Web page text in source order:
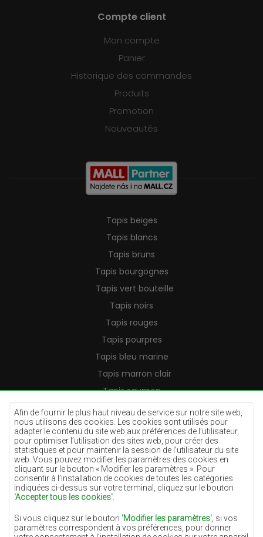
Afin de fournir le plus haut niveau de service sur notre site web,
nous utilisons des cookies. Les cookies sont utilisés pour
adapter le contenu du site web aux préférences de l’utilisateur,
pour optimiser l’utilisation des sites web, pour créer des
statistiques et pour maintenir la session de l’utilisateur du site
web. Vous pouvez modifier les paramètres des cookies en
cliquant sur le bouton « Modifier les paramètres ». Pour
consentir à l’installation de cookies de toutes les catégories
indiquées ci-dessus sur votre terminal, cliquez sur le bouton
'Accepter tous les cookies'
Si vous cliquez sur le bouton 'Modifier les paramètres' , si vos
paramètres correspondent à vos préférences, pour donner
Compte client
Mon compte
Panier
Historique des commandes
Produits
Promotion
Nouveautés
Tapis beiges
Tapis blancs
Tapis bruns
Tapis bourgognes
Tapis vert bouteille
Tapis noirs
Tapis rouges
Tapis pourpres
Tapis bleu marine
Tapis marron clair
Tapis saumon
Tapis crème
Tapis lilas
Tapis jaunes
Tapis menthe
Tapis bleus
Tapis oranges
Tapis gris